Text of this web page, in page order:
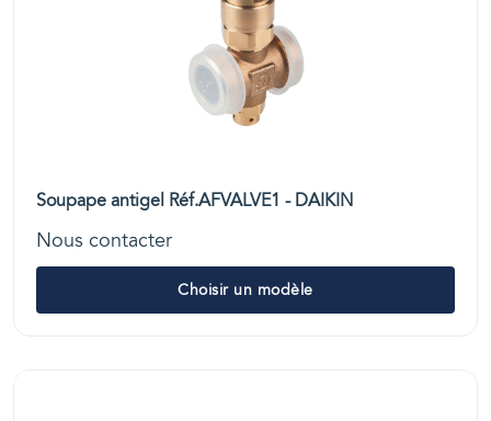
Soupape antigel Réf.AFVALVE1 - DAIKIN
Nous contacter
Choisir un modèle